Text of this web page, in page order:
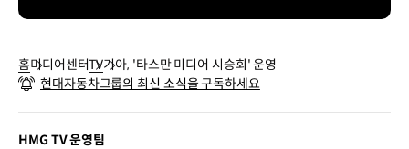
홈미디어센터TV기아, '타스만 미디어 시승회' 운영
현대자동차그룹의 최신 소식을 구독하세요
HMG TV 운영팀